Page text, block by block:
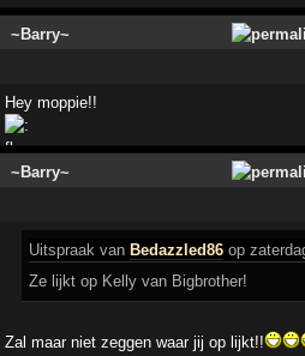
~Barry~
Hey moppie!!
~Barry~
Uitspraak van Bedazzled86 op
Ze lijkt op Kelly van Bigbrother!
Zal maar niet zeggen waar jij op lijkt!!